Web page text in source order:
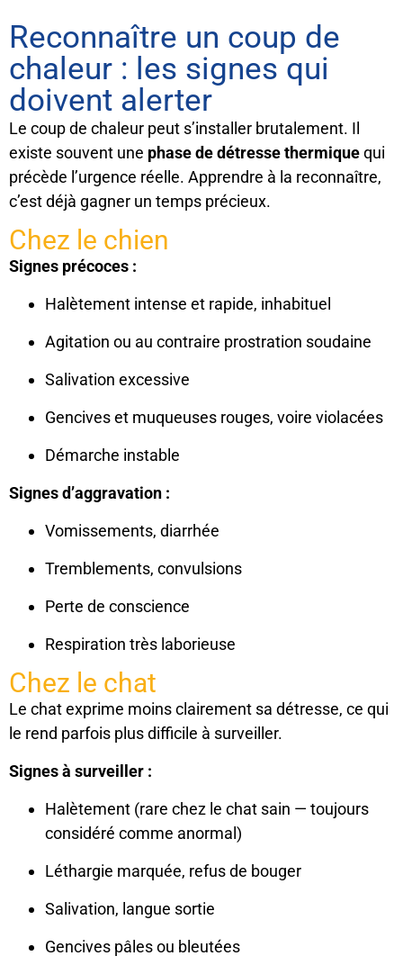
Reconnaître un coup de
chaleur : les signes qui
doivent alerter
Le coup de chaleur peut s’installer brutalement. Il
existe souvent une phase de détresse thermiquequi
précède l’urgence réelle. Apprendre à la reconnaître,
c’est déjà gagner un temps précieux.
Chez le chien
Signes précoces :
Halètement intense et rapide, inhabituel
Agitation ou au contraire prostration soudaine
Salivation excessive
Gencives et muqueuses rouges, voire violacées
Démarche instable
Signes d’aggravation :
Vomissements, diarrhée
Tremblements, convulsions
Perte de conscience
Respiration très laborieuse
Chez le chat
Le chat exprime moins clairement sa détresse, ce qui
le rend parfois plus difficile à surveiller.
Signes à surveiller :
Halètement (rare chez le chat sain — toujours
considéré comme anormal)
Léthargie marquée, refus de bouger
Salivation, langue sortie
Gencives pâles ou bleutées